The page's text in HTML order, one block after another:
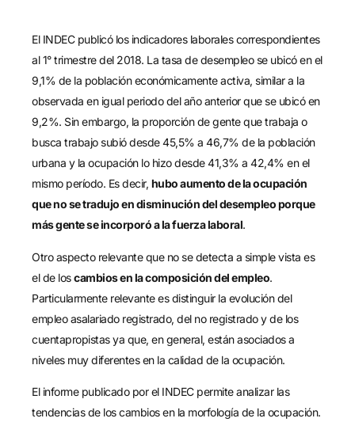
El INDEC publicó los indicadores laborales correspondientes
al 1° trimestre del 2018. La tasa de desempleo se ubicó en el
9,1% de la población económicamente activa, similar a la
observada en igual periodo del año anterior que se ubicó en
9,2%. Sin embargo, la proporción de gente que trabaja o
busca trabajo subió desde 45,5% a 46,7% de la población
urbana y la ocupación lo hizo desde 41,3% a 42,4% en el
mismo período. Es decir, hubo aumento de la ocupación
que no se tradujo en disminución del desempleo porque
más gente se incorporó a la fuerza laboral.
Otro aspecto relevante que no se detecta a simple vista es
el de loscambios en la composición del empleo.
Particularmente relevante es distinguir la evolución del
empleo asalariado registrado, del no registrado y de los
cuentapropistas ya que, en general, están asociados a
niveles muy diferentes en la calidad de la ocupación.
El informe publicado por el INDEC permite analizar las
tendencias de los cambios en la morfología de la ocupación.